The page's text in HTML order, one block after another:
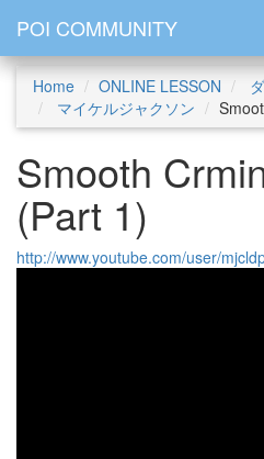
POI COMMUNITY
Home ONLINE LESSON
マイケルジャクソン
Smooth
(Part 1)
http://www.youtube.com/user/